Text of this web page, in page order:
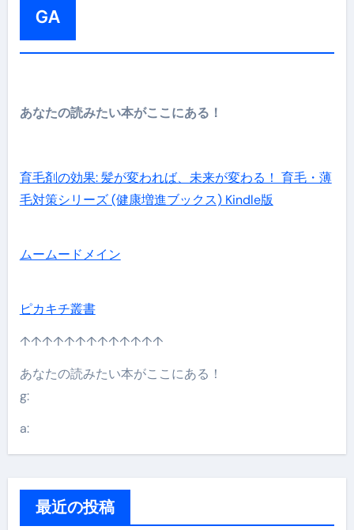
GA
あなたの読みたい本がここにある！
育毛剤の効果: 髪が変われば、未来が変わる！ 育毛・薄
毛対策シリーズ (健康増進ブックス) Kindle版
ムームードメイン
ピカキチ叢書
↑↑↑↑↑↑↑↑↑↑↑↑↑
あなたの読みたい本がここにある！
g:
a:
最近の投稿